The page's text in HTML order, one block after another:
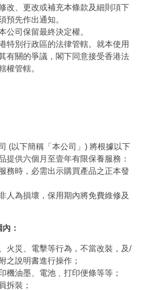
改、更改或補充本條款及細則項下
預先作出通知。
公司保留最終決定權。
特別行政區的法律管轄。就本使用
有關的爭議，閣下同意接受香港法
權管轄。
(以下簡稱「本公司」) 將根據以下
提供六個月至壹年有限保養服務：
務時，必需出示購買產品之正本發
人為損壞，保用期內將免費維修及
：
火災、電擊等行為，不當改裝，及/
之說明書進行操作；
機油墨、電池﹑打印便條等等；
拆裝；